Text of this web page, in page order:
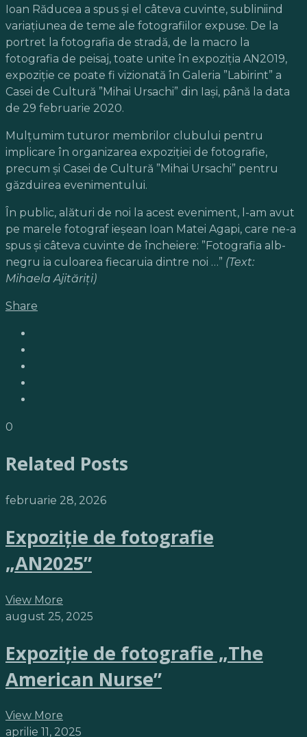
Ioan Răducea a spus și el câteva cuvinte, subliniind
variațiunea de teme ale fotografiilor expuse. De la
portret la fotografia de stradă, de la macro la
fotografia de peisaj, toate unite în expoziția AN2019,
expoziție ce poate fi vizionată în Galeria ”Labirint” a
Casei de Cultură ”Mihai Ursachi” din Iași, până la data
de 29 februarie 2020.
Mulțumim tuturor membrilor clubului pentru
implicare în organizarea expoziției de fotografie,
precum și Casei de Cultură ”Mihai Ursachi” pentru
găzduirea evenimentului.
În public, alături de noi la acest eveniment, l-am avut
pe marele fotograf ieșean Ioan Matei Agapi, care ne-a
spus și câteva cuvinte de încheiere: ”Fotografia alb-
negru ia culoarea fiecaruia dintre noi …” (Text:
Mihaela Ajităriți)
Share
0
Related Posts
februarie 28, 2026
Expoziție de fotografie
„AN2025”
View More
august 25, 2025
Expoziție de fotografie „The
American Nurse”
View More
aprilie 11, 2025